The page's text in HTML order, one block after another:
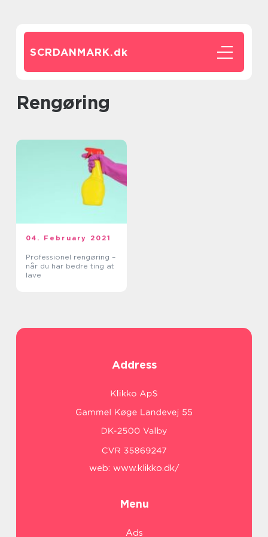
SCRDANMARK.dk
rengøring
04. February 2021
Professionel rengøring –
når du har bedre ting at
lave
Address
web: www.klikko.dk/
Menu
Ads